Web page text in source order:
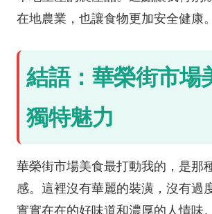
在地農業，也讓食物更加安全健康。
結語：華榮街市場
獨特魅力
華榮街市場美食最打動我的，是那
感。這裡沒有華麗的裝潢，沒有過
實實在在的好味道和濃厚的人情味。